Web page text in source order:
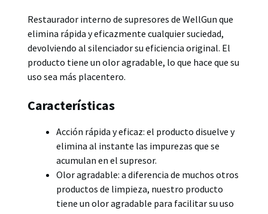
Restaurador interno de supresores de WellGun que
elimina rápida y eficazmente cualquier suciedad,
devolviendo al silenciador su eficiencia original. El
producto tiene un olor agradable, lo que hace que su
uso sea más placentero.
Características
Acción rápida y eficaz: el producto disuelve y
elimina al instante las impurezas que se
acumulan en el supresor.
Olor agradable: a diferencia de muchos otros
productos de limpieza, nuestro producto
tiene un olor agradable para facilitar su uso